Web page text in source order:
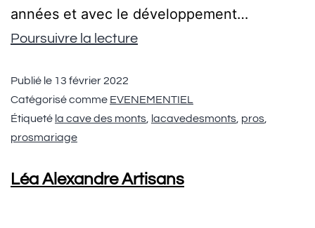
années et avec le développement…
Poursuivre la lecture
Publié le 13 février 2022
Catégorisé comme EVENEMENTIEL
Étiqueté la cave des monts, lacavedesmonts, pros,
prosmariage
Léa Alexandre Artisans